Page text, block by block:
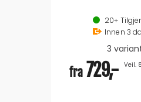
Flere farger
Sikkerhetsklasse:
20+
Innen 3
3
fra 729,- Veil.